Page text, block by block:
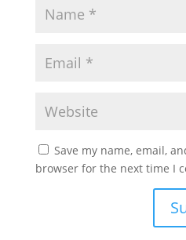
Save my name, email,
browser for the next time I